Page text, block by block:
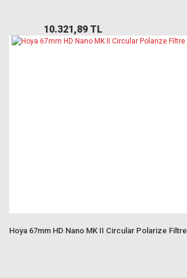
10.321,89 TL
Hoya 67mm HD Nano MK II Circular Polarize Filtre